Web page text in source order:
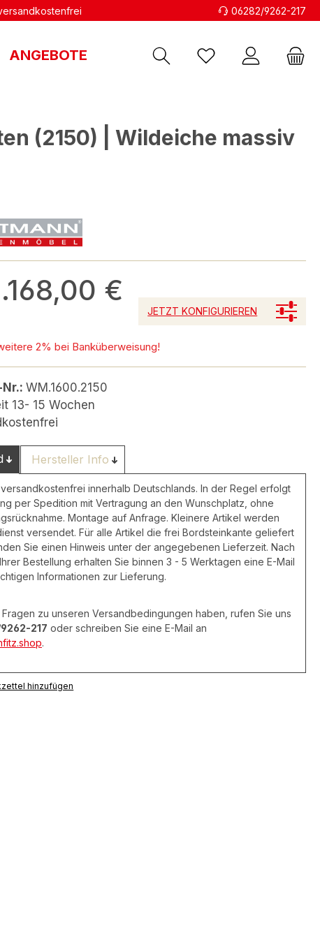
06282/9262-217
ANGEBOTE
(2150) | Wildeiche massiv
€
JETZT KONFIGURIEREN
2% bei Banküberweisung!
WM.1600.2150
13- 15 Wochen
Hersteller Info
innerhalb Deutschlands. In der Regel erfolgt
per Spedition mit Vertragung an den Wunschplatz, ohne
Montage auf Anfrage. Kleinere Artikel werden
versendet. Für alle Artikel die frei Bordsteinkante geliefert
Sie einen Hinweis unter der angegebenen Lieferzeit. Nach
Bestellung erhalten Sie binnen 3 - 5 Werktagen eine E-Mail
Informationen zur Lieferung.
zu unseren Versandbedingungen haben, rufen Sie uns
217 oder schreiben Sie eine E-Mail an
.
hinzufügen